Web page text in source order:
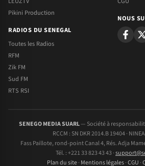
Pikini Production
RADIOS DU SENEGAL
Toutes les Radios
RFM
Zik FM
Sud FM
RTS RSI
NOUS
SENEGO MEDIA SUARL— Société à
RCCM : SN DKR 2014.B 19404 ·
Fass Paillote, rond-point Canal 4, Rés. Adja
Tél. : +221 33 823 43 43 ·
Plan du site· Mentions légales·CGU ·